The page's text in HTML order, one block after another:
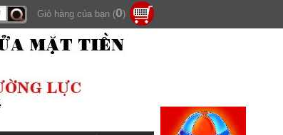
Tìm
Giỏ hàng của bạn (0)